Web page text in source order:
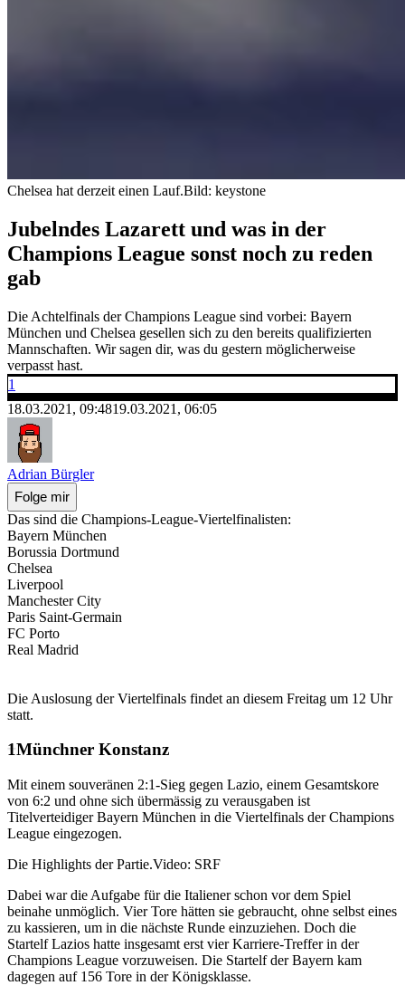
Chelsea hat derzeit einen Lauf.Bild: keystone
Jubelndes Lazarett und was in der
Champions League sonst noch zu reden
gab
Die Achtelfinals der Champions League sind vorbei: Bayern
München und Chelsea gesellen sich zu den bereits qualifizierten
Mannschaften. Wir sagen dir, was du gestern möglicherweise
verpasst hast.
1
18.03.2021, 09:4819.03.2021, 06:05
Adrian Bürgler
Folge mir
Das sind die Champions-League-Viertelfinalisten:
Bayern München
Borussia Dortmund
Chelsea
Liverpool
Manchester City
Paris Saint-Germain
FC Porto
Real Madrid
Die Auslosung der Viertelfinals findet an diesem Freitag um 12 Uhr
statt.
Münchner Konstanz
Mit einem souveränen 2:1-Sieg gegen Lazio, einem Gesamtskore
von 6:2 und ohne sich übermässig zu verausgaben ist
Titelverteidiger Bayern München in die Viertelfinals der Champions
League eingezogen.
Die Highlights der Partie.Video: SRF
Dabei war die Aufgabe für die Italiener schon vor dem Spiel
beinahe unmöglich. Vier Tore hätten sie gebraucht, ohne selbst eines
zu kassieren, um in die nächste Runde einzuziehen. Doch die
Startelf Lazios hatte insgesamt erst vier Karriere-Treffer in der
Champions League vorzuweisen. Die Startelf der Bayern kam
dagegen auf 156 Tore in der Königsklasse.